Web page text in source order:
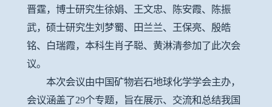
晋霆，博士研究生徐娟、王文忠、陈安霞、陈振
武，硕士研究生刘梦蜀、田兰兰、王保亮、殷皓
铭、白瑞霞，本科生肖子聪、黄淋清参加了此次会
议。
本次会议由中国矿物岩石地球化学学会主办，
会议涵盖了29个专题，旨在展示、交流和总结我国